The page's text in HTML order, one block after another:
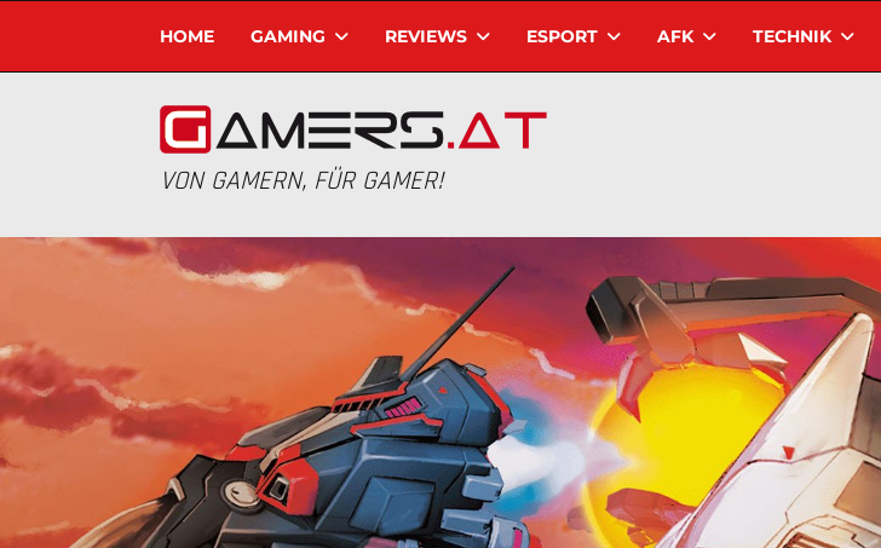
HOME GAMING REVIEWS ESPORT AFK TECHNIK
VON GAMERN, FÜR GAMER!